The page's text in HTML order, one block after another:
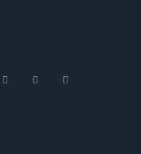
Amazon Pinterest